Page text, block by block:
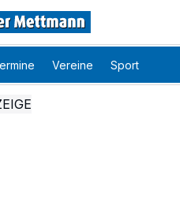
Vereine Sport